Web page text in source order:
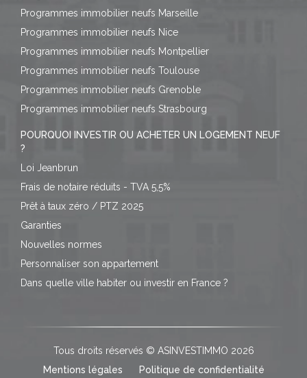
Programmes immobilier neufs Marseille
Programmes immobilier neufs Nice
Programmes immobilier neufs Montpellier
Programmes immobilier neufs Toulouse
Programmes immobilier neufs Grenoble
Programmes immobilier neufs Strasbourg
POURQUOI INVESTIR OU ACHETER UN LOGEMENT NEUF
?
Loi Jeanbrun
Frais de notaire réduits - TVA 5,5%
Prêt à taux zéro / PTZ 2025
Garanties
Nouvelles normes
Personnaliser son appartement
Dans quelle ville habiter ou investir en France ?
Tous droits réservés © ASINVESTIMMO 2026
Mentions légales
Politique de confidentialité